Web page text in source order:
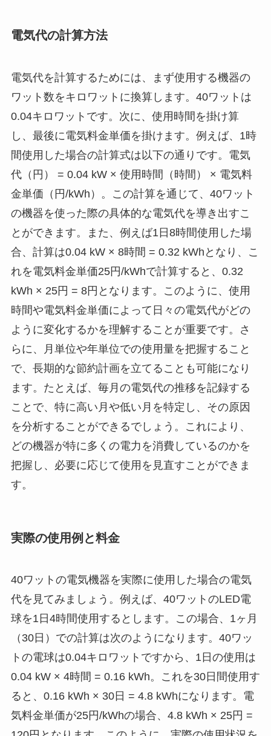
電気代の計算方法
電気代を計算するためには、まず使用する機器の
ワット数をキロワットに換算します。40ワットは
0.04キロワットです。次に、使用時間を掛け算
し、最後に電気料金単価を掛けます。例えば、1時
間使用した場合の計算式は以下の通りです。電気
代（円） = 0.04 kW × 使用時間（時間） × 電気料
金単価（円/kWh）。この計算を通じて、40ワット
の機器を使った際の具体的な電気代を導き出すこ
とができます。また、例えば1日8時間使用した場
合、計算は0.04 kW × 8時間 = 0.32 kWhとなり、こ
れを電気料金単価25円/kWhで計算すると、0.32
kWh × 25円 = 8円となります。このように、使用
時間や電気料金単価によって日々の電気代がどの
ように変化するかを理解することが重要です。さ
らに、月単位や年単位での使用量を把握すること
で、長期的な節約計画を立てることも可能になり
ます。たとえば、毎月の電気代の推移を記録する
ことで、特に高い月や低い月を特定し、その原因
を分析することができるでしょう。これにより、
どの機器が特に多くの電力を消費しているのかを
把握し、必要に応じて使用を見直すことができま
す。
実際の使用例と料金
40ワットの電気機器を実際に使用した場合の電気
代を見てみましょう。例えば、40ワットのLED電
球を1日4時間使用するとします。この場合、1ヶ月
（30日）での計算は次のようになります。40ワッ
トの電球は0.04キロワットですから、1日の使用は
0.04 kW × 4時間 = 0.16 kWh。これを30日間使用す
ると、0.16 kWh × 30日 = 4.8 kWhになります。電
気料金単価が25円/kWhの場合、4.8 kWh × 25円 =